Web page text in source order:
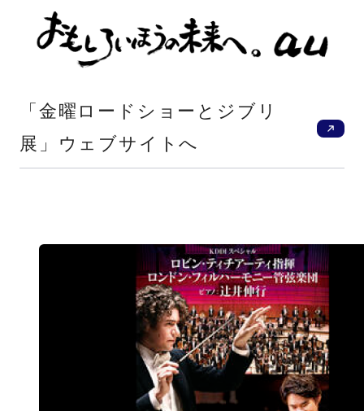
「金曜ロードショーとジブリ
展」ウェブサイトへ